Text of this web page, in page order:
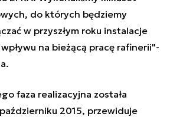
do których będziemy
w przyszłym roku instalacje
na bieżącą pracę rafinerii"-
faza realizacyjna została
2015, przewiduje